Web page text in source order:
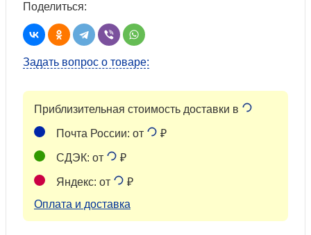
Поделиться:
Задать вопрос о товаре:
Приблизительная стоимость доставки в
Почта России: от ₽
СДЭК: от ₽
Яндекс: от
₽
Оплата и доставка